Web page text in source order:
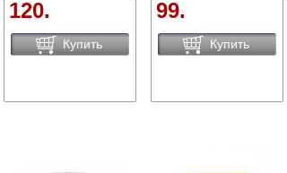
120.
Купить
99.
Купить